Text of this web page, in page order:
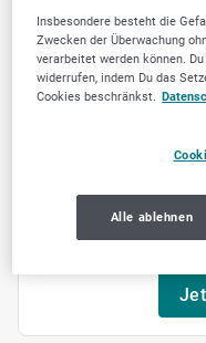
SELLWERK
Insbesondere besteht die
Zwecken der Überwachung
verarbeitet werden können.
widerrufen, indem Du das
Cookies beschränkst.
Alle ablehnen